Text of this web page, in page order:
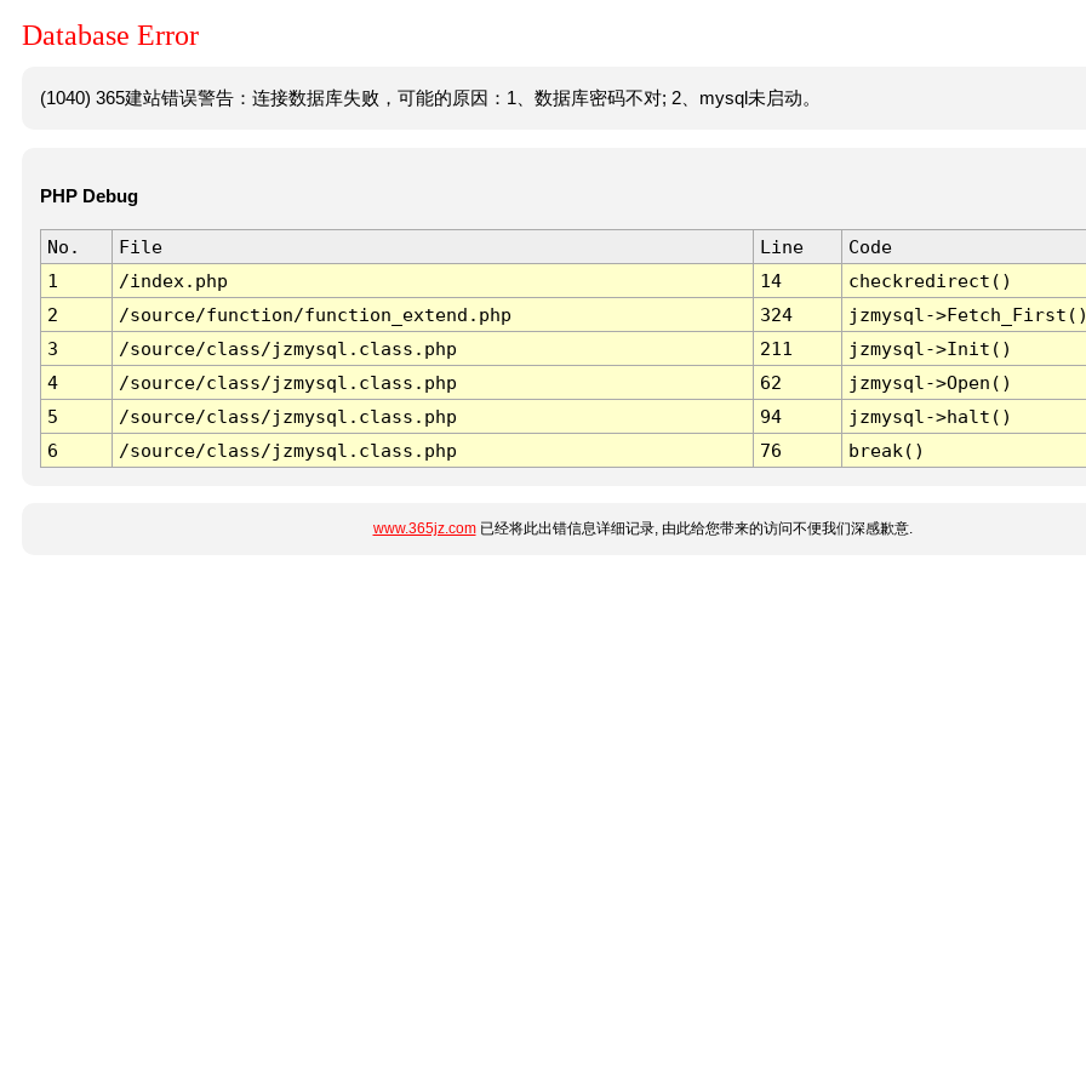
Database Error
(1040) 365建站错误警告：连接数据库失败，可能的原因：1、数据库密码不对; 2、mysql未启动。
PHP Debug
No. File Line
Code
1
/index.php 14
checkredirect()
2
/source/function/function_extend.php 324
jzmysql-
3
/source/class/jzmysql.class.php 211
jzmysql->Init()
4
/source/class/jzmysql.class.php 62
jzmysql->Open()
5
/source/class/jzmysql.class.php 94
jzmysql->halt()
6
/source/class/jzmysql.class.php 76 break()
www.365jz.com已经将此出错信息详细记录, 由此给您带来的访问不便我们深感歉意.